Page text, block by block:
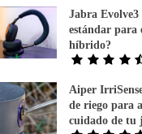
Jabra
estándar para
híbrido?
Aiper
de riego para
cuidado de tu